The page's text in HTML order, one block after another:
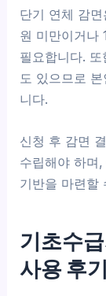
단기 연체 감
원 미만이거나
필요합니다.
도 있으므로
니다.
신청 후 감면
수립해야 하며
기반을 마련할
기초수
사용 후기